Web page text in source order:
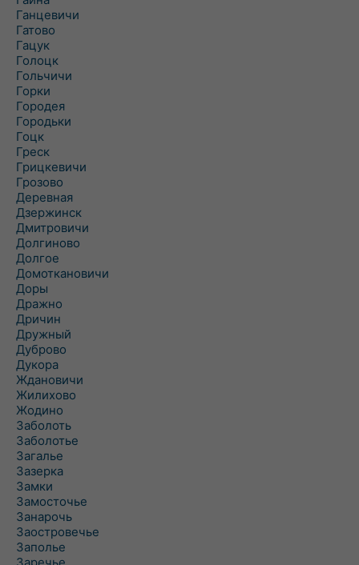
Ганцевичи
Гатово
Гацук
Голоцк
Гольчичи
Горки
Городея
Городьки
Гоцк
Греск
Грицкевичи
Грозово
Деревная
Дзержинск
Дмитровичи
Долгиново
Долгое
Домоткановичи
Доры
Дражно
Дричин
Дружный
Дуброво
Дукора
Ждановичи
Жилихово
Жодино
Заболоть
Заболотье
Загалье
Зазерка
Замки
Замосточье
Занарочь
Заостровечье
Заполье